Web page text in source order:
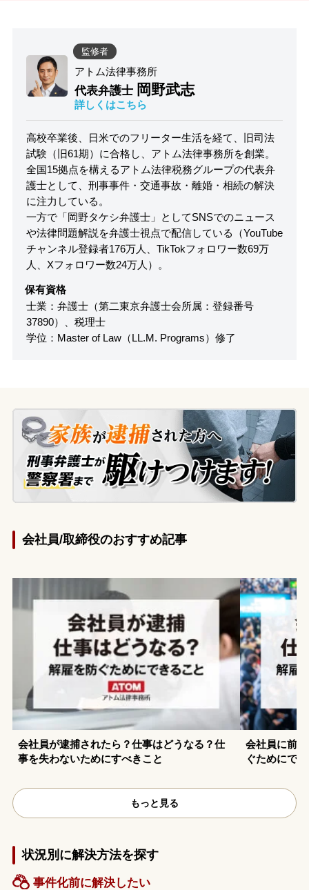
監修者
アトム法律事務所
代表弁護士 岡野武志
詳しくはこちら
高校卒業後、日米でのフリーター生活を経て、旧司法
試験（旧61期）に合格し、アトム法律事務所を創業。
全国15拠点を構えるアトム法律税務グループの代表弁
護士として、刑事事件・交通事故・離婚・相続の解決
に注力している。
一方で「岡野タケシ弁護士」としてSNSでのニュース
や法律問題解説を弁護士視点で配信している（YouTube
チャンネル登録者176万人、TikTokフォロワー数69万
人、Xフォロワー数24万人）。
保有資格
士業：弁護士（第二東京弁護士会所属：登録番号
37890）、税理士
学位：Master of Law（LL.M. Programs）修了
会社員/取締役のおすすめ記事
会社員が逮捕されたら？仕事はどうなる？仕
事を失わないためにすべきこと
会社員に前
ぐためにで
もっと見る
状況別に解決方法を探す
事件化前に解決したい